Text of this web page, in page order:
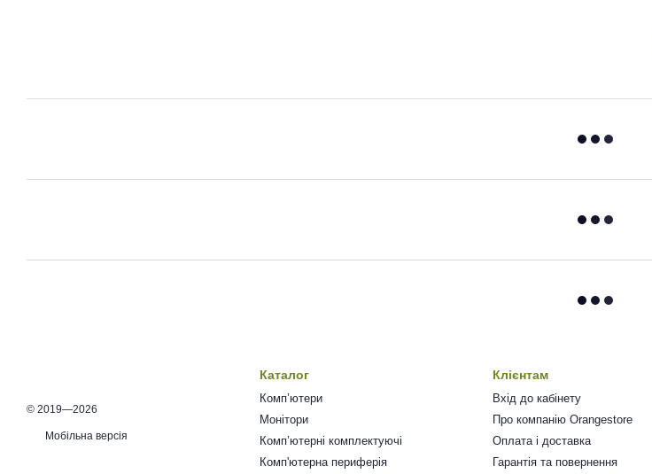
© 2019—2026
Мобільна версія
Каталог
Комп’ютери
Монітори
Комп’ютерні комплектуючі
Комп'ютерна периферія
Клієнтам
Вхід до кабінету
Про компанію Orangestore
Оплата і доставка
Гарантія та повернення